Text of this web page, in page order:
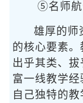
⑤名师航
雄厚的师
的核心要素。
出乎其类、
富一线教学
自己独特的教